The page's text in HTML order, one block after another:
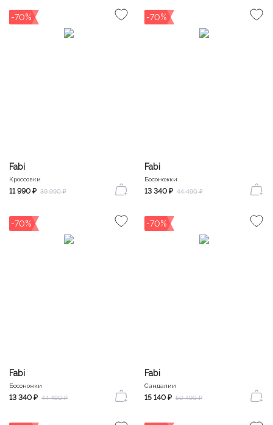
-70%
Fabi
Кроссовки
11 990 ₽ 39 990 ₽
-70%
Fabi
Босоножки
13 340 ₽ 44 490 ₽
-70%
Fabi
Босоножки
13 340 ₽ 44 490 ₽
-70%
Fabi
Сандалии
15 140 ₽ 50 490 ₽